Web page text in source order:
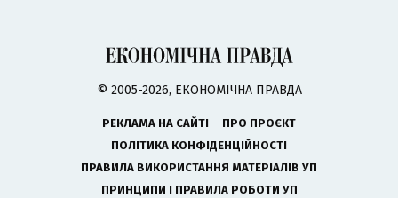
© 2005-2026, ЕКОНОМІЧНА ПРАВДА
РЕКЛАМА НА САЙТІ
ПРО ПРОЄКТ
ПОЛІТИКА КОНФІДЕНЦІЙНОСТІ
ПРАВИЛА ВИКОРИСТАННЯ МАТЕРІАЛІВ УП
ПРИНЦИПИ І ПРАВИЛА РОБОТИ УП